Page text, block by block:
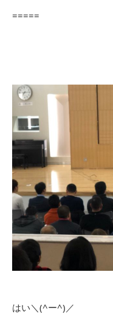
=====
はい＼(^ー^)／